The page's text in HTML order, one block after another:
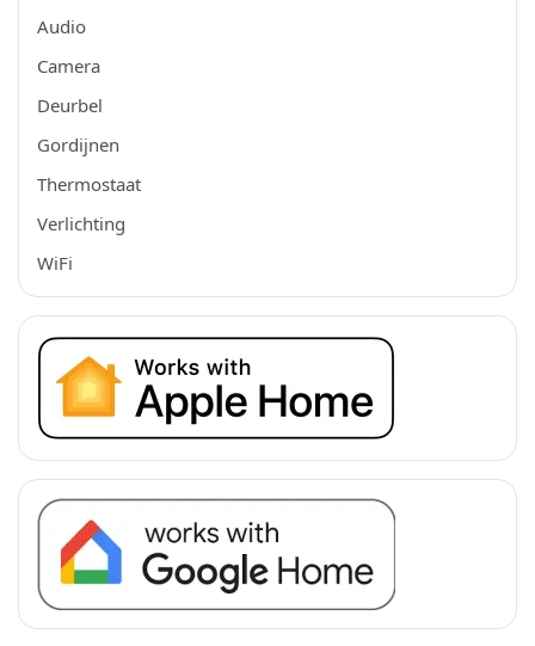
Audio
Camera
Deurbel
Gordijnen
Thermostaat
Verlichting
WiFi